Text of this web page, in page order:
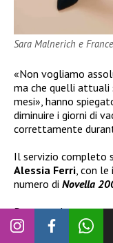
Sara Malnerich e
«Non vogliamo
ma che quelli attuali
mesi», hanno
diminuire i giorni di
correttamente
Il servizio completo
Alessia Ferri , con
numero di Novella
Per avere la vostra